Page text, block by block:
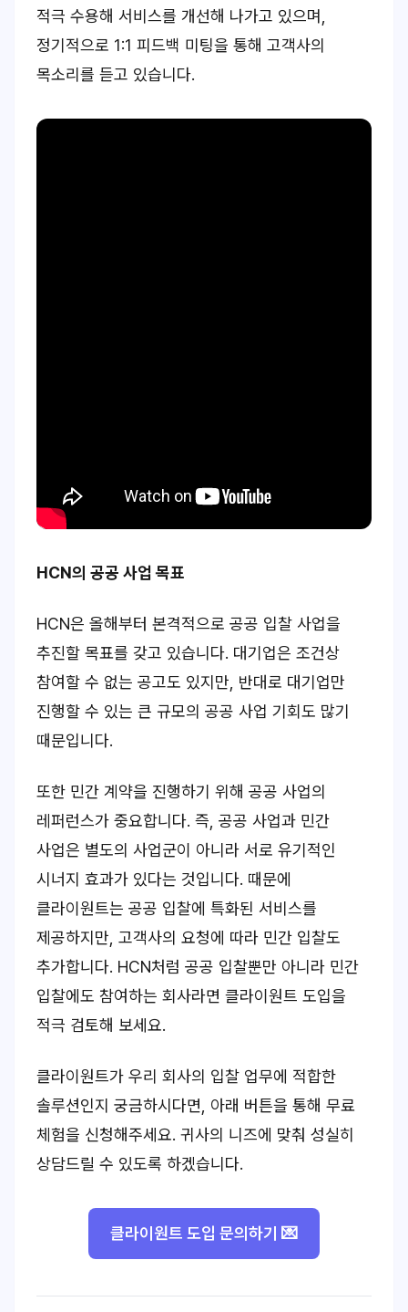
적극 수용해 서비스를 개선해 나가고 있으며,
정기적으로 1:1 피드백 미팅을 통해 고객사의
목소리를 듣고 있습니다.
HCN의 공공 사업 목표
HCN은 올해부터 본격적으로 공공 입찰 사업을
추진할 목표를 갖고 있습니다. 대기업은 조건상
참여할 수 없는 공고도 있지만, 반대로 대기업만
진행할 수 있는 큰 규모의 공공 사업 기회도 많기
때문입니다.
또한 민간 계약을 진행하기 위해 공공 사업의
레퍼런스가 중요합니다. 즉, 공공 사업과 민간
사업은 별도의 사업군이 아니라 서로 유기적인
시너지 효과가 있다는 것입니다. 때문에
클라이원트는 공공 입찰에 특화된 서비스를
제공하지만, 고객사의 요청에 따라 민간 입찰도
추가합니다. HCN처럼 공공 입찰뿐만 아니라 민간
입찰에도 참여하는 회사라면 클라이원트 도입을
적극 검토해 보세요.
클라이원트가 우리 회사의 입찰 업무에 적합한
솔루션인지 궁금하시다면, 아래 버튼을 통해 무료
체험을 신청해주세요. 귀사의 니즈에 맞춰 성실히
상담드릴 수 있도록 하겠습니다.
클라이원트 도입 문의하기 💌